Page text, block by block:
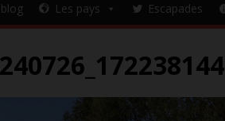
Les pays Escapades